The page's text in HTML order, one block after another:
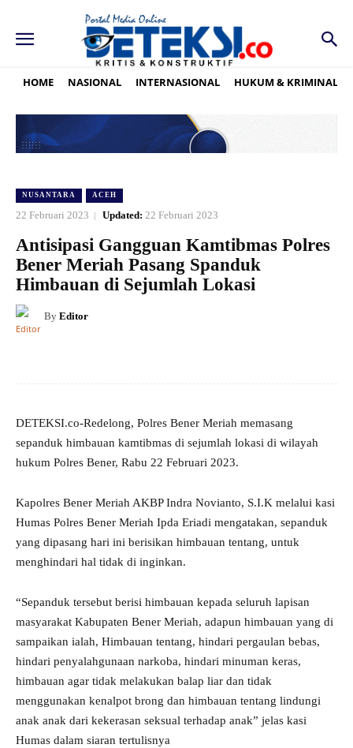
HOME NASIONAL INTERNASIONAL HUKUM & KRIMINAL
NUSANTARA ACEH
22 Februari 2023 Updated: 22 Februari 2023
Antisipasi Gangguan Kamtibmas Polres
Bener Meriah Pasang Spanduk
Himbauan di Sejumlah Lokasi
By Editor
DETEKSI.co-Redelong, Polres Bener Meriah memasang
sepanduk himbauan kamtibmas di sejumlah lokasi di wilayah
hukum Polres Bener, Rabu 22 Februari 2023.
Kapolres Bener Meriah AKBP Indra Novianto, S.I.K melalui kasi
Humas Polres Bener Meriah Ipda Eriadi mengatakan, sepanduk
yang dipasang hari ini berisikan himbauan tentang, untuk
menghindari hal tidak di inginkan.
“Sepanduk tersebut berisi himbauan kepada seluruh lapisan
masyarakat Kabupaten Bener Meriah, adapun himbauan yang di
sampaikan ialah, Himbauan tentang, hindari pergaulan bebas,
hindari penyalahgunaan narkoba, hindari minuman keras,
himbauan agar tidak melakukan balap liar dan tidak
menggunakan kenalpot brong dan himbauan tentang lindungi
anak anak dari kekerasan seksual terhadap anak” jelas kasi
Humas dalam siaran tertulisnya